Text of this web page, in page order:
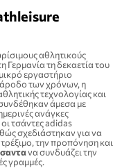
αθλητικούς
Γερμανία τη δεκαετία του
εργαστήριο
των χρόνων, η
τεχνολογίας και
άμεσα με
ανάγκες
τσάντες adidas
σχεδιάστηκαν για να
την προπόνηση και
να συνδυάζει την
γραμμές.